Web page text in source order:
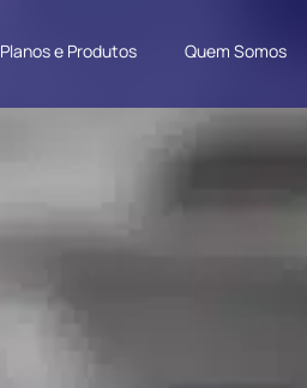
Planos e Produtos Quem Somos